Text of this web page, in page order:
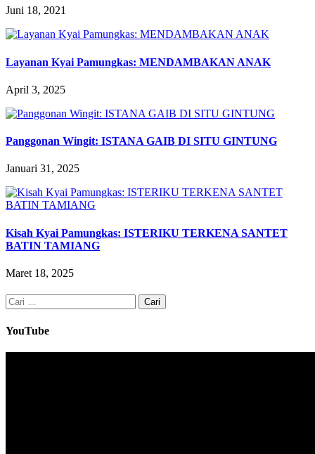
Juni 18, 2021
Layanan Kyai Pamungkas: MENDAMBAKAN ANAK
April 3, 2025
Panggonan Wingit: ISTANA GAIB DI SITU GINTUNG
Januari 31, 2025
Kisah Kyai Pamungkas: ISTERIKU TERKENA SANTET
BATIN TAMIANG
Maret 18, 2025
Cari
untuk:
YouTube